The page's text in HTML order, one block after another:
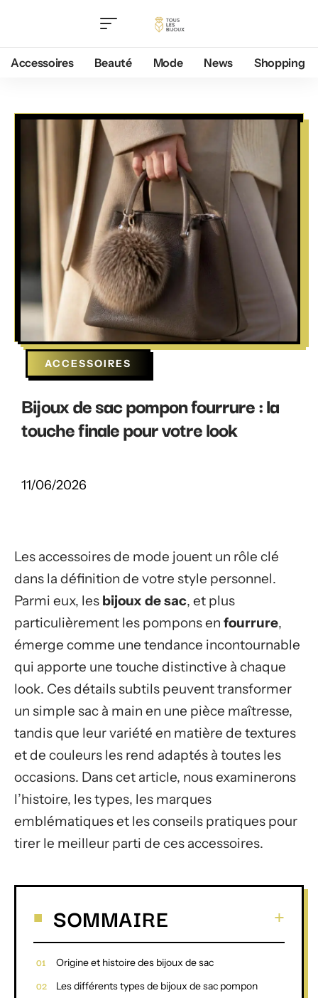
Accessoires Beauté Mode News Shopping
ACCESSOIRES
Bijoux de sac pompon fourrure : la
touche finale pour votre look
11/06/2026
Les accessoires de mode jouent un rôle clé
dans la définition de votre style personnel.
Parmi eux, les bijoux de sac, et plus
particulièrement les pompons en fourrure,
émerge comme une tendance incontournable
qui apporte une touche distinctive à chaque
look. Ces détails subtils peuvent transformer
un simple sac à main en une pièce maîtresse,
tandis que leur variété en matière de textures
et de couleurs les rend adaptés à toutes les
occasions. Dans cet article, nous examinerons
l’histoire, les types, les marques
emblématiques et les conseils pratiques pour
tirer le meilleur parti de ces accessoires.
SOMMAIRE
Origine et histoire des bijoux de sac
Les différents types de bijoux de sac pompon